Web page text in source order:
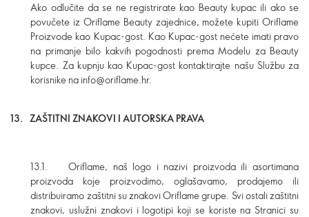
Ako odlučite da se ne registrirate kao Beauty kupac ili ako se
povučete iz Oriflame Beauty zajednice, možete kupiti Oriflame
Proizvode kao Kupac-gost. Kao Kupac-gost nećete imati pravo
na primanje bilo kakvih pogodnosti prema Modelu za Beauty
kupce. Za kupnju kao Kupac-gost kontaktirajte našu Službu za
korisnike na info@oriflame.hr.
13. ZAŠTITNI ZNAKOVI I AUTORSKA PRAVA
13.1. Oriflame, naš logo i nazivi proizvoda ili asortimana
proizvoda koje proizvodimo, oglašavamo, prodajemo ili
distribuiramo zaštitni su znakovi Oriflame grupe. Svi ostali zaštitni
znakovi, uslužni znakovi i logotipi koji se koriste na Stranici su